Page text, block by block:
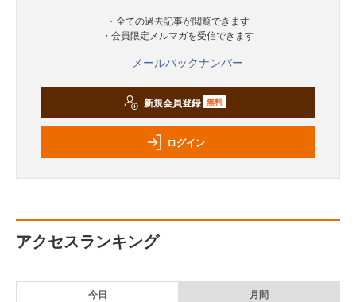
・全ての過去記事が閲覧できます
・会員限定メルマガを受信できます
メールバックナンバー
新規会員登録 無料
ログイン
アクセスランキング
今日 月間